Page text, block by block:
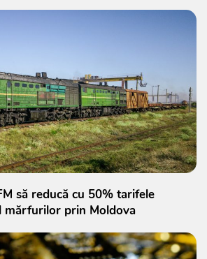
să reducă cu 50% tarifele
mărfurilor prin Moldova